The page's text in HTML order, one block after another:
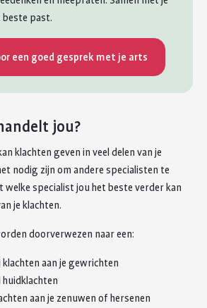
beste past.
een goed gesprek met je arts
jou?
klachten geven in veel delen van je
nodig zijn om andere specialisten te
welke specialist jou het beste verder kan
je klachten.
doorverwezen naar een:
aan je gewrichten
aan je zenuwen of hersenen